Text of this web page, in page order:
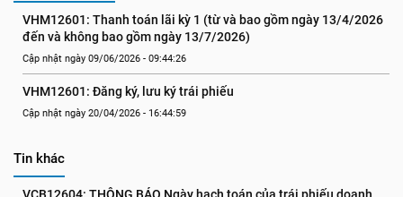
VHM12601: Thanh toán lãi kỳ 1 (từ và bao gồm ngày 13/4/2026
đến và không bao gồm ngày 13/7/2026)
Cập nhật ngày 09/06/2026 - 09:44:26
VHM12601: Đăng ký, lưu ký trái phiếu
Cập nhật ngày 20/04/2026 - 16:44:59
Tin khác